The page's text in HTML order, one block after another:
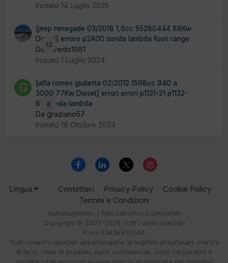
Iniziato 14 Luglio 2025
12
[jeep renegade 03/2018 1,6cc 55280444 88Kw
Diesel] errore p2A00 sonda lambda fuori range
Da alfredo1981
Iniziato 1 Luglio 2024
8
[alfa romeo giulietta 02/2012 1598cc 940 a
3000 77Kw Diesel] errori errori p1131-21 p1132-
67 sonda lambda
Da graziano57
Iniziato 18 Ottobre 2024
Lingua Contattaci Privacy Policy
Cookie Policy
Termini e Condizioni
Autodiagnostic | Meccatronici Community
Copyright © 2007-2026 Tutti i diritti riservati
P.iva 03438870044
Tutti i marchi riportati appartengono ai legittimi proprietari; marchi
di terzi, nomi di prodotti, nomi commerciali, nomi corporativi e